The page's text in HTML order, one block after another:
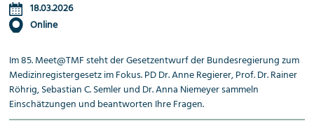
18.03.2026
Online
Im 85. Meet@TMF steht der Gesetzentwurf der Bundesregierung zum
Medizinregistergesetz im Fokus. PD Dr. Anne Regierer, Prof. Dr. Rainer
Röhrig, Sebastian C. Semler und Dr. Anna Niemeyer sammeln
Einschätzungen und beantworten Ihre Fragen.